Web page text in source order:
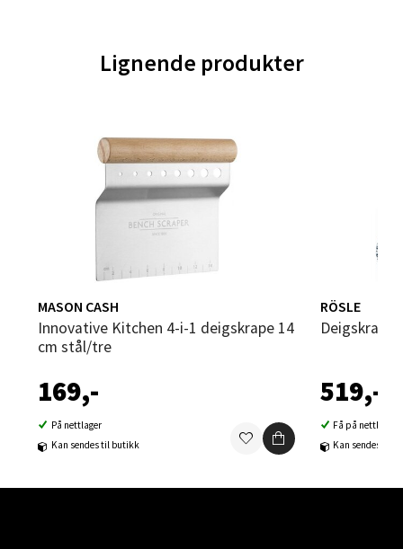
Lignende produkter
MASON CASH
Innovative Kitchen 4-i-1 deigskrape 14
cm stål/tre
169,-
På nettlager
Kan sendes til butikk
RÖSLE
519,-
Få på nettlager
Kan sendes til
Trondheim - Sirkus Shopping
Falkenborgveien 5, 7044 Trondheim
Åpent i dag 09-20
Velg
Ski - Thon Senter Ski
Ski Storsenter, Jernbanesvingen 6, 1400 Ski
0 i butikk